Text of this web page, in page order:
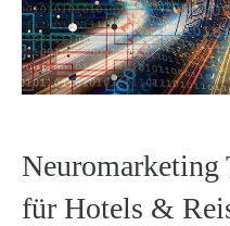
Neuromarketing
für Hotels &